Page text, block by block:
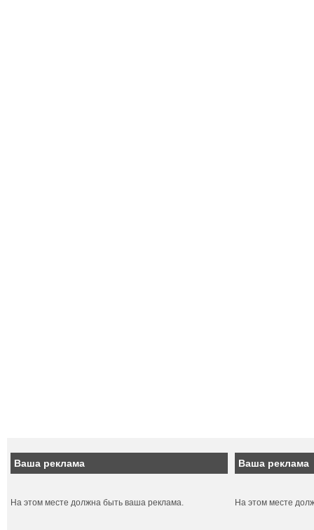
Ваша реклама
На этом месте должна быть ваша реклама.
Ваша реклама
На этом месте